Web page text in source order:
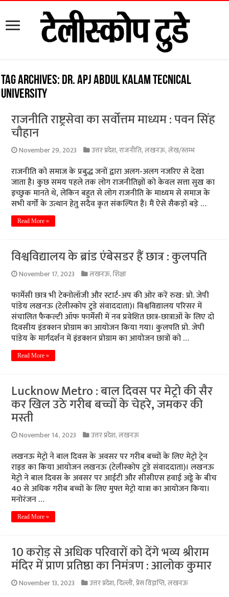
Tag Archives: Dr. APJ ABDUL KALAM TECNICAL
UNIVERSITY
राजनीति राष्ट्रसेवा का सर्वोत्तम माध्यम : पवन सिंह
चौहान
November 29, 2023 उत्तर प्रदेश,राजनीति,लखनऊ,लेख/स्तम्भ
राजनीति को समाज के प्रबुद्ध जनों द्वारा अलग-अलग नजरिए से देखा
जाता है। कुछ समय पहले तक लोग राजनीतिज्ञों को केवल सत्ता सुख का
इच्छुक मानते थे, लेकिन बहुत से लोग राजनीति के माध्यम से समाज के
सभी वर्गों के उत्थान हेतु सदैव कृत संकल्पित हैं। मैं ऐसे सैकड़ों बड़े …
Read More »
विश्वविद्यालय के ब्रांड एंबेसडर हैं छात्र : कुलपति
November 17, 2023 लखनऊ,शिक्षा
फार्मेसी छात्र भी टेक्नोलॉजी और स्टार्ट-अप की ओर करें रुख: प्रो. जेपी
पांडेय लखनऊ (टेलीस्कोप टुडे संवाददाता)। विश्वविद्यालय परिसर में
संचालित फैकल्टी ऑफ फार्मेसी में नव प्रवेशित छात्र-छात्राओं के लिए दो
दिवसीय इंडक्शन प्रोग्राम का आयोजन किया गया। कुलपति प्रो. जेपी
पांडेय के मार्गदर्शन में इंडक्शन प्रोग्राम का आयोजन छात्रों को …
Read More »
Lucknow Metro : बाल दिवस पर मेट्रो की सैर
कर खिल उठे गरीब बच्चों के चेहरे, जमकर की
मस्ती
November 14, 2023 उत्तर प्रदेश,लखनऊ
लखनऊ मेट्रो ने बाल दिवस के अवसर पर गरीब बच्चों के लिए मेट्रो ट्रेन
राइड का किया आयोजन लखनऊ (टेलीस्कोप टुडे संवाददाता)। लखनऊ
मेट्रो ने बाल दिवस के अवसर पर आईटी और सीसीएस हवाई अड्डे के बीच
40 से अधिक गरीब बच्चों के लिए मुफ्त मेट्रो यात्रा का आयोजन किया।
मनोरंजन …
Read More »
10 करोड़ से अधिक परिवारों को देंगे भव्य श्रीराम
मंदिर में प्राण प्रतिष्ठा का निमंत्रण : आलोक कुमार
November 13, 2023 उत्तर प्रदेश,दिल्ली,प्रेस विज्ञप्ति,लखनऊ